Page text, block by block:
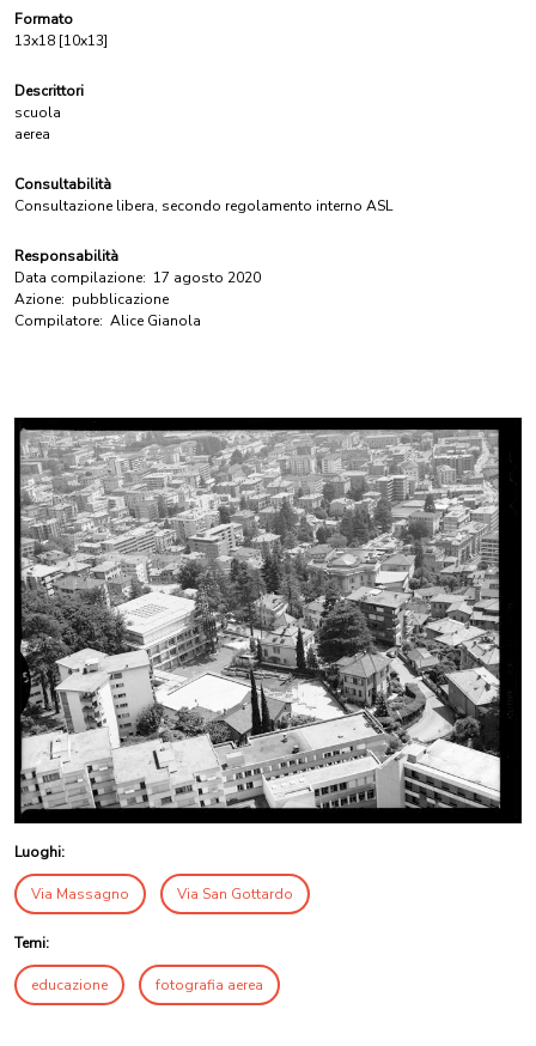
Formato
13x18 [10x13]
Descrittori
scuola
aerea
Consultabilità
Consultazione libera, secondo regolamento interno ASL
Responsabilità
Data compilazione: 17 agosto 2020
Azione: pubblicazione
Compilatore: Alice Gianola
Luoghi:
Via Massagno Via San Gottardo
Temi:
educazione fotografia aerea